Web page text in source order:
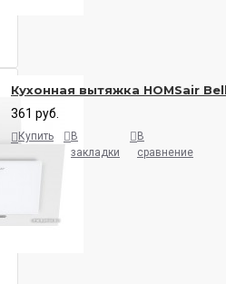
Кухонная вытяжка HOMSair
361 руб.
Купить
В
закладки
В
сравнение